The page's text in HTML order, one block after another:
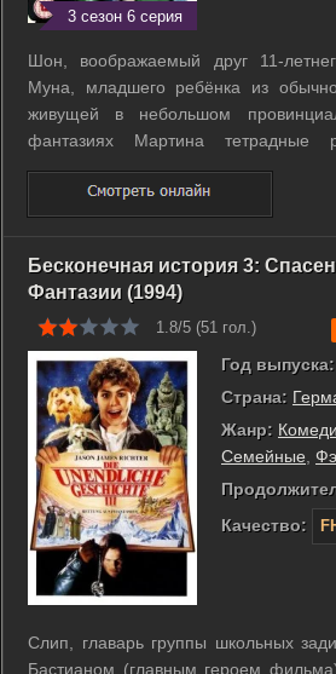
3 сезон 6 серия
Шон, воображаемый друг 11-
Муна, младшего ребёнка из
живущей в небольшом
фантазиях Мартина тетрадные
вымышленный приятель и
преодолевать все жизненные
сваливаются практически на любого
Бесконечная история 3:
Фантазии (1994)
1.8/5 (51 гол.)
Год выпуска:
Страна:
Жанр:
Семейные,
Качество:
Слип, главарь группы школьных
Бастианом (главным героем